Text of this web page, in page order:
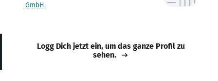
GmbH
Logg Dich jetzt ein, um das ganze Profil zu
sehen.